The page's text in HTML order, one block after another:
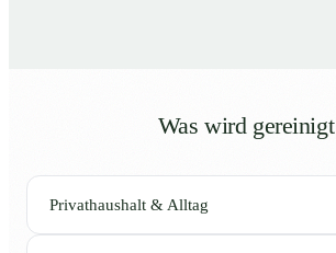
Was wird gereinigt
Privathaushalt & Alltag